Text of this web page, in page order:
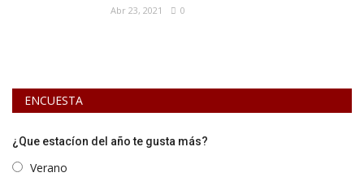
Abr 23, 2021 0
ENCUESTA
¿Que estacíon del año te gusta más?
Verano